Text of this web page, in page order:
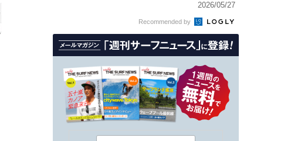
2026/05/27
Recommended by